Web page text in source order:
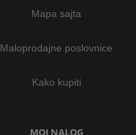
Mapa sajta
Maloprodajne poslovnice
Kako kupiti
MOJ NALOG